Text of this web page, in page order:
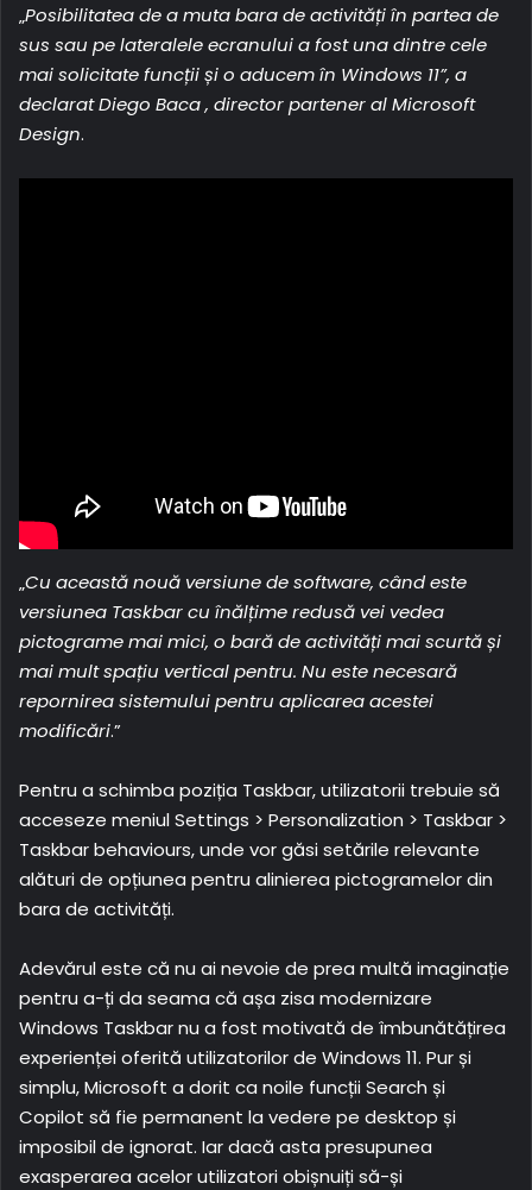
„Posibilitatea de a muta bara de activități în partea de
sus sau pe lateralele ecranului a fost una dintre cele
mai solicitate funcții și o aducem în Windows 11”, a
declarat Diego Baca , director partener al Microsoft
Design.
„Cu această nouă versiune de software, când este
versiunea Taskbar cu înălțime redusă vei vedea
pictograme mai mici, o bară de activități mai scurtă și
mai mult spațiu vertical pentru. Nu este necesară
repornirea sistemului pentru aplicarea acestei
modificări.”
Pentru a schimba poziția Taskbar, utilizatorii trebuie să
acceseze meniul Settings > Personalization > Taskbar >
Taskbar behaviours, unde vor găsi setările relevante
alături de opțiunea pentru alinierea pictogramelor din
bara de activități.
Adevărul este că nu ai nevoie de prea multă imaginație
pentru a-ți da seama că așa zisa modernizare
Windows Taskbar nu a fost motivată de îmbunătățirea
experienței oferită utilizatorilor de Windows 11. Pur și
simplu, Microsoft a dorit ca noile funcții Search și
Copilot să fie permanent la vedere pe desktop și
imposibil de ignorat. Iar dacă asta presupunea
exasperarea acelor utilizatori obișnuiți să-și